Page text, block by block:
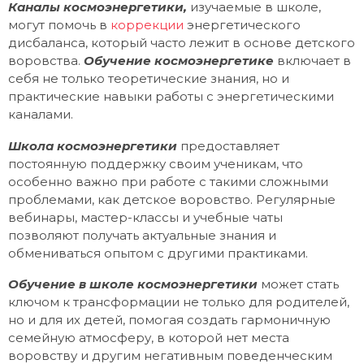
Каналы космоэнергетики, изучаемые в школе,
могут помочь в коррекции энергетического
дисбаланса, который часто лежит в основе детского
воровства. Обучение космоэнергетике включает в
себя не только теоретические знания, но и
практические навыки работы с энергетическими
каналами.
Школа космоэнергетики предоставляет
постоянную поддержку своим ученикам, что
особенно важно при работе с такими сложными
проблемами, как детское воровство. Регулярные
вебинары, мастер-классы и учебные чаты
позволяют получать актуальные знания и
обмениваться опытом с другими практиками.
Обучение в школе космоэнергетики может стать
ключом к трансформации не только для родителей,
но и для их детей, помогая создать гармоничную
семейную атмосферу, в которой нет места
воровству и другим негативным поведенческим